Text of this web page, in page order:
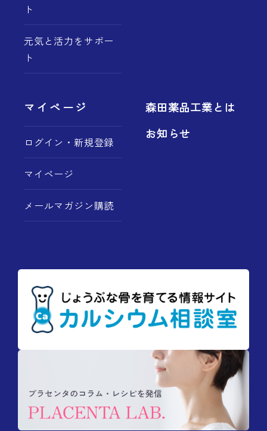
ト
元気と活力をサポー
ト
マイページ
ログイン・新規登録
マイページ
メールマガジン購読
森田薬品工業とは
お知らせ